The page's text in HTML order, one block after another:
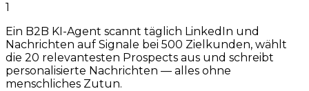
1
Ein B2B KI-Agent scannt täglich LinkedIn und
Nachrichten auf Signale bei 500 Zielkunden, wählt
die 20 relevantesten Prospects aus und schreibt
personalisierte Nachrichten — alles ohne
menschliches Zutun.